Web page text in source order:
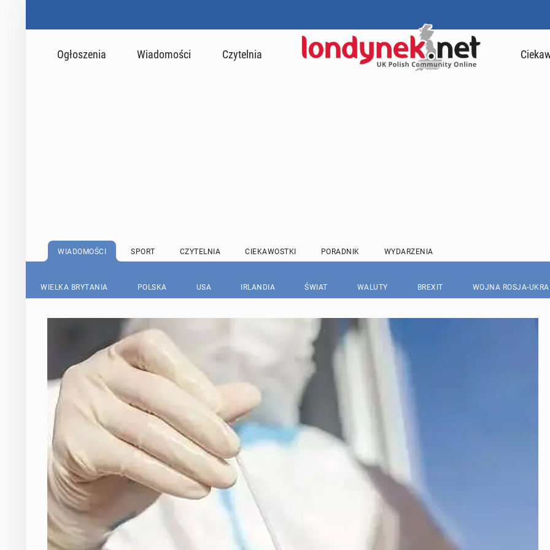
Ogłoszenia Wiadomości Czytelnia
WIADOMOŚCI SPORT CZYTELNIA CIEKAWOSTKI PORADNIK WYDARZENIA
WIELKA BRYTANIA POLSKA USA IRLANDIA ŚWIAT WALUTY BREXIT WOJNA ROSJA-